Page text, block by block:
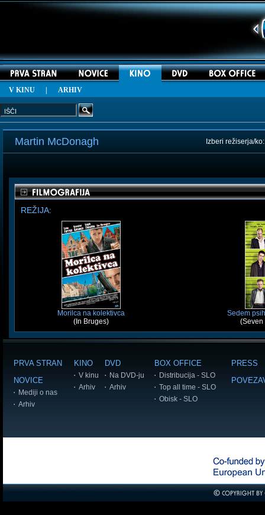
V KINU ARHIV
Martin McDonagh Izberi režiserja/
REŽIJA:
Morilca na kolektivca
(In Bruges)
Sedem
(Seven
PRVA STRAN
NOVICE
Mediji o nas
Arhiv
KINO
V kinu
Arhiv
DVD
Na DVD-ju
Arhiv
BOX OFFICE
Distribucija - SLO
Top all time - SLO
Obisk - SLO
PRESS